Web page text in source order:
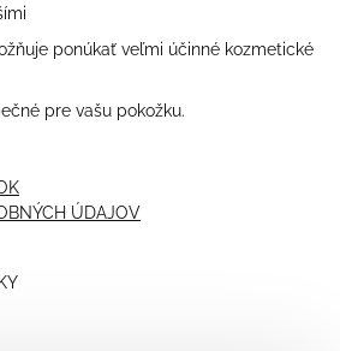
ponúkať veľmi účinné kozmetické
pre vašu pokožku.
ÚDAJOV